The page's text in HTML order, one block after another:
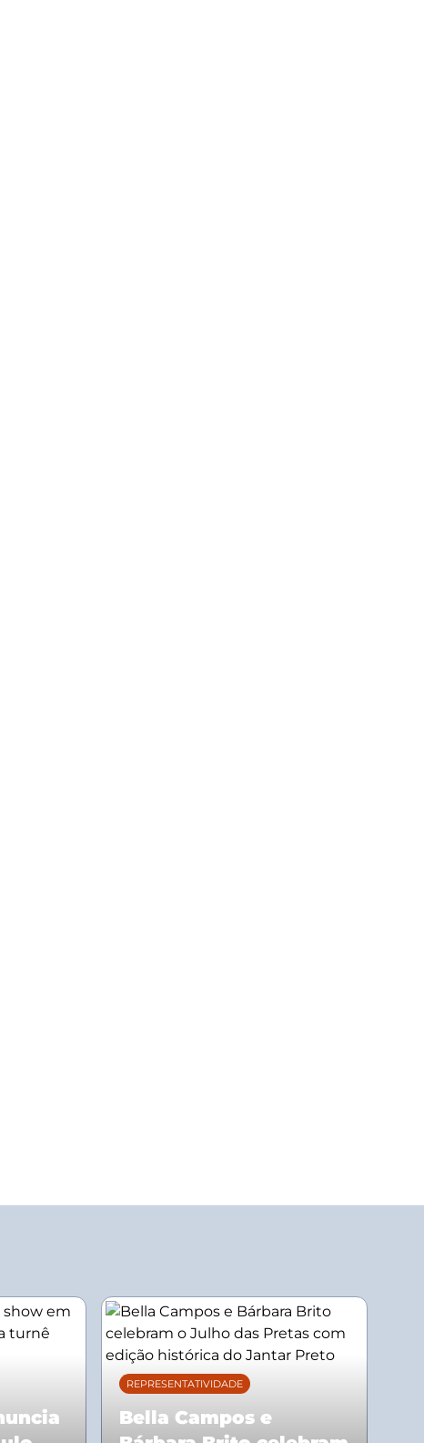
REPRESENTATIVIDADE
Bella Campos e